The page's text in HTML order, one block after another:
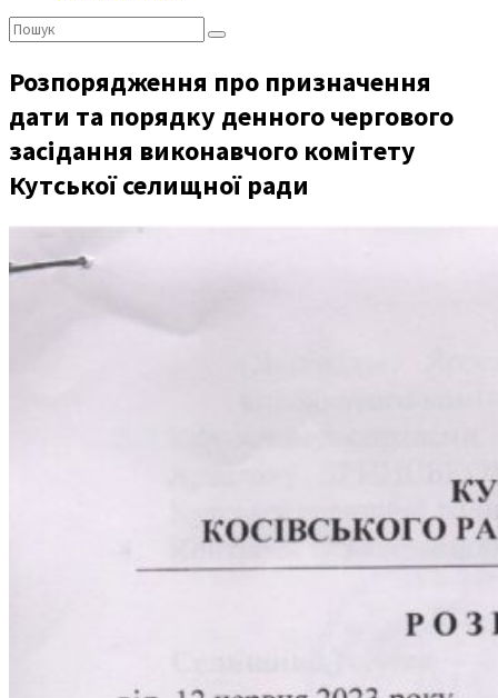
Пошук:
Розпорядження про призначення
дати та порядку денного чергового
засідання виконавчого комітету
Кутської селищної ради